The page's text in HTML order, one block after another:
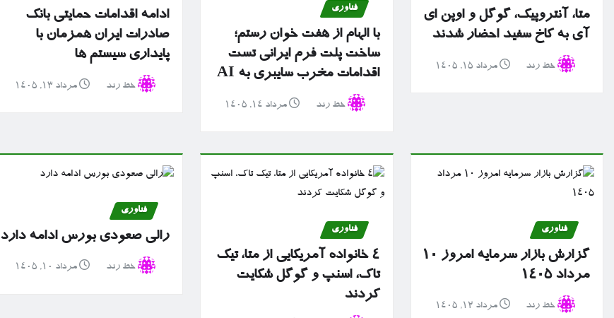
متا، آنتروپیک، گوگل و اوپن ای
آی به کاخ سفید احضار شدند
خط رند مرداد ۱۵, ۱۴۰۵
فناوری
با الهام از هفت خوان رستم؛
ساخت پلت فرم ایرانی تست
اقدامات مخرب سایبری به AI
خط رند مرداد ۱۴, ۱۴۰۵
ادامه اقدامات حمایتی بانک
صادرات ایران همزمان با
پایداری سیستم ها
خط رند مرداد ۱۳, ۱۴۰۵
فناوری
گزارش بازار سرمایه امروز ۱۰
مرداد ۱۴۰۵
خط رند مرداد ۱۲, ۱۴۰۵
فناوری
۴ خانواده آمریکایی از متا، تیک
تاک، اسنپ و گوگل شکایت
کردند
فناوری
رالی صعودی بورس ادامه دارد
خط رند مرداد ۱۰, ۱۴۰۵